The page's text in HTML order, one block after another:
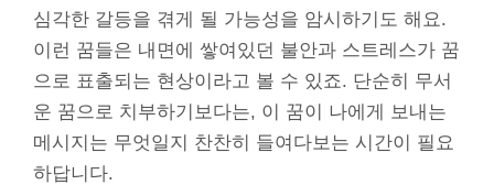
심각한 갈등을 겪게 될 가능성을 암시하기도 해요.
이런 꿈들은 내면에 쌓여있던 불안과 스트레스가 꿈
으로 표출되는 현상이라고 볼 수 있죠. 단순히 무서
운 꿈으로 치부하기보다는, 이 꿈이 나에게 보내는
메시지는 무엇일지 찬찬히 들여다보는 시간이 필요
하답니다.